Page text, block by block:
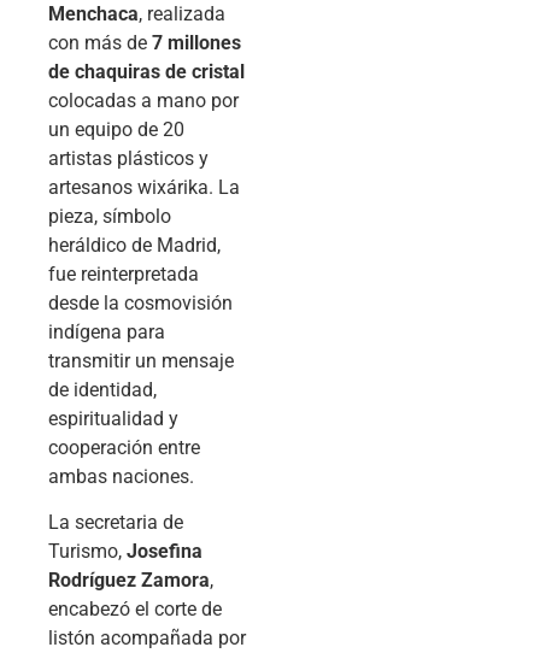
Menchaca, realizada
con más de 7 millones
de chaquiras de cristal
colocadas a mano por
un equipo de 20
artistas plásticos y
artesanos wixárika. La
pieza, símbolo
heráldico de Madrid,
fue reinterpretada
desde la cosmovisión
indígena para
transmitir un mensaje
de identidad,
espiritualidad y
cooperación entre
ambas naciones.
La secretaria de
Turismo, Josefina
Rodríguez Zamora,
encabezó el corte de
listón acompañada por